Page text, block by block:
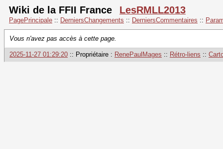
Wiki de la FFII France LesRMLL2013
PagePrincipale :: DerniersChangements :: DerniersCommentaires ::
Vous n'avez pas accès à cette page.
2025-11-27 01:29:20 :: Propriétaire : RenePaulMages :: Rétro-liens ::